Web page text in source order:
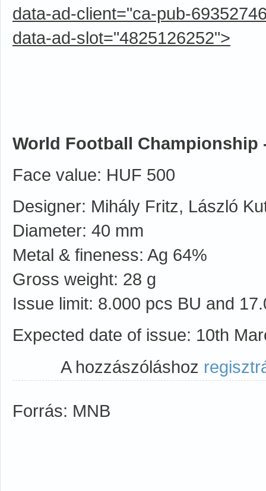
data-ad-client="ca-pub-
data-ad-slot="4825126252">
World Football Championship
Face value: HUF 500
Designer: Mihály Fritz, László
Diameter: 40 mm
Metal & fineness: Ag 64%
Gross weight: 28 g
Issue limit: 8.000 pcs BU and
Expected date of issue: 10th
A hozzászóláshoz
Forrás: MNB